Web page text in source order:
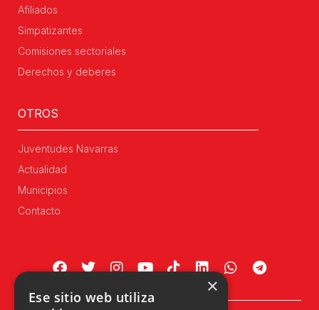
Afiliados
Simpatizantes
Comisiones sectoriales
Derechos y deberes
OTROS
Juventudes Navarras
Actualidad
Municipios
Contacto
×
Ese sitio web utiliza